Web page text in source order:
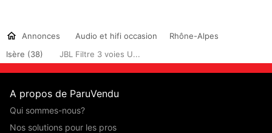
Annonces Audio et hifi occasion
Rhône-Alpes
Isère (38)
JBL Filtre 3 voies U...
A propos de ParuVendu
Qui sommes-nous?
Nos solutions pour les pros